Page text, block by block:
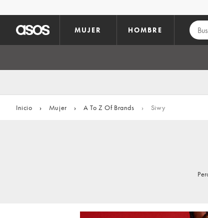
MUJER HOMBRE
Inicio › Mujer › A To Z Of Brands › Siwy